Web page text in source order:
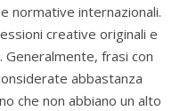
normative internazionali.
creative originali e
frasi con
abbastanza
che non abbiano un alto